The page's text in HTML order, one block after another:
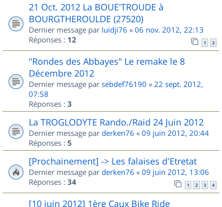
21 Oct. 2012 La BOUE'TROUDE à
BOURGTHEROULDE (27520)
Dernier message par luidji76 « 06 nov. 2012, 22:13
Réponses : 12 1 2
"Rondes des Abbayes" Le remake le 8
Décembre 2012
Dernier message par sebdef76190 « 22 sept. 2012,
07:58
Réponses : 3
La TROGLODYTE Rando./Raid 24 Juin 2012
Dernier message par derken76 « 09 juin 2012, 20:44
Réponses : 5
[Prochainement] -> Les falaises d'Etretat
Dernier message par derken76 « 09 juin 2012, 13:06
Réponses : 34 1 2 3 4
[10 juin 2012] 1ère Caux Bike Ride